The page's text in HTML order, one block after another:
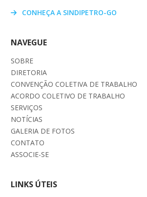
CONHEÇA A SINDIPETRO-GO
NAVEGUE
SOBRE
DIRETORIA
CONVENÇÃO COLETIVA DE TRABALHO
ACORDO COLETIVO DE TRABALHO
SERVIÇOS
NOTÍCIAS
GALERIA DE FOTOS
CONTATO
ASSOCIE-SE
LINKS ÚTEIS